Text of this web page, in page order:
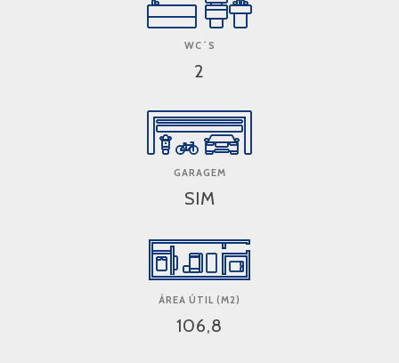
WC´S
2
GARAGEM
SIM
ÁREA ÚTIL (M2)
106,8